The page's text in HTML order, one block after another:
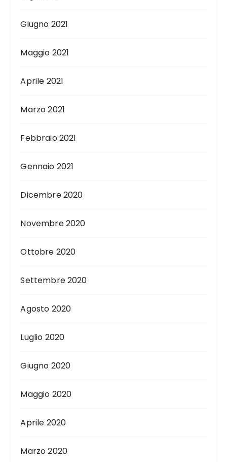
Giugno 2021
Maggio 2021
Aprile 2021
Marzo 2021
Febbraio 2021
Gennaio 2021
Dicembre 2020
Novembre 2020
Ottobre 2020
Settembre 2020
Agosto 2020
Luglio 2020
Giugno 2020
Maggio 2020
Aprile 2020
Marzo 2020